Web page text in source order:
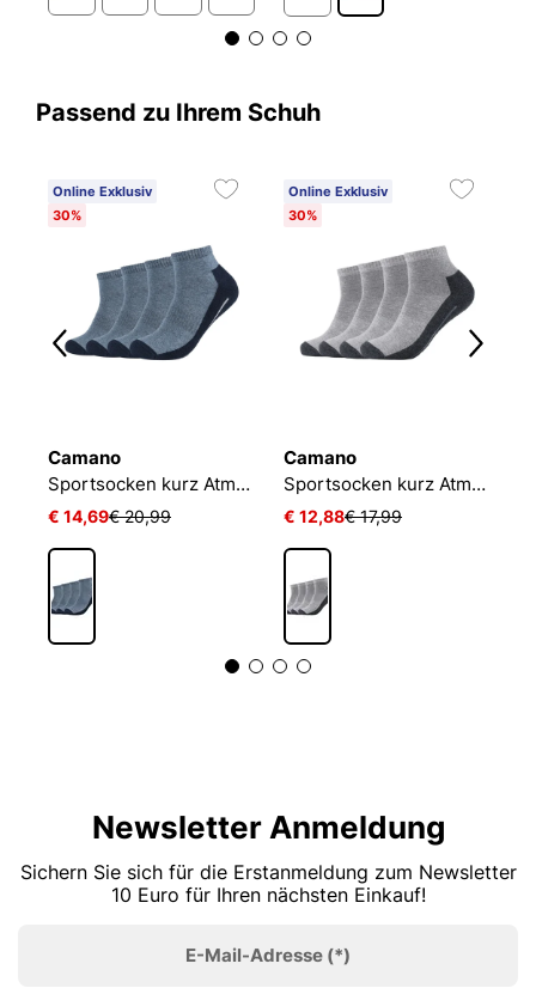
Passend zu Ihrem Schuh
Online Exklusiv
30%
Camano
Sportsocken kurz Atmungsaktiv Bequem Perfekte Passform Tennissocken Verstärkt Herren und Damen pro tex
€ 14,69€ 20,99
Online Exklusiv
30%
Camano
Sportsocken kurz Atmungsaktiv Bequem Perfekte Passform Tennissocken Verstärkt Herren und Damen pro tex
€ 12,88€ 17,99
Newsletter Anmeldung
Sichern Sie sich für die Erstanmeldung zum Newsletter
10 Euro für Ihren nächsten Einkauf!
E-Mail-Adresse (*)